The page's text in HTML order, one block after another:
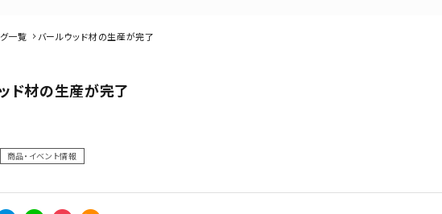
一覧 バールウッド材の生産が完了
ド材の生産が完了
商品・イベント情報